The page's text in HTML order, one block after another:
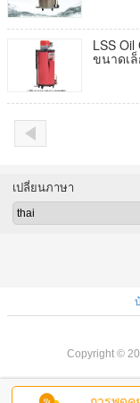
LSS
ขนาดเ
เปลี่ยนภาษา
Copyright ©